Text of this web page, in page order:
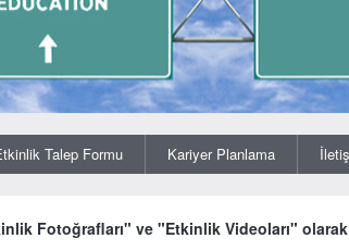
Talep Formu Kariyer Planlama
Fotoğrafları" ve "Etkinlik Videoları" olarak